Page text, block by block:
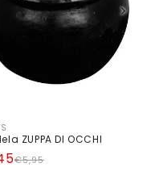
›
ZUPPA DI OCCHI
€5,95